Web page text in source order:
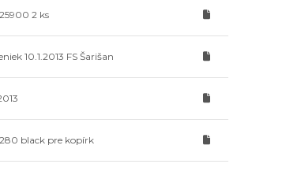
2 ks
10.1.2013 FS Šarišan
black pre kopírk